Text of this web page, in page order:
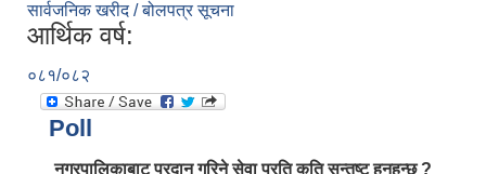
सार्वजनिक खरीद / बोलपत्र सूचना
आर्थिक वर्ष:
०८१/०८२
Poll
नगरपालिकाबाट प्रदान गरिने सेवा प्रति कति सन्तुष्ट हुनुहुन्छ ?